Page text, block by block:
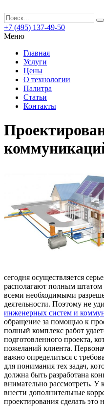
+7 (495) 137-49-50
Меню
Главная
Услуги
Цены
О технологии
Палитра
Статьи
Контакты
сегодня осуществляется
располагают полным штатом
всеми необходимыми
деятельности. Поэтому не
инженерных систем и
обращение за помощью к
полный комплекс работ
подготовленного проекта,
пожеланий клиента.
важно определиться с
для понимания тех задач,
должна быть разработана
внимательно рассмотреть. У
внести дополнительные
проектирования сделать это